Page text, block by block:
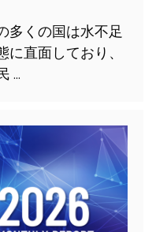
多くの国は水不足
直面しており、
…